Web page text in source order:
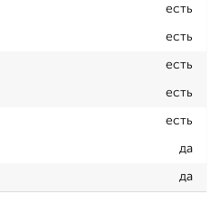
есть
есть
есть
есть
есть
да
да